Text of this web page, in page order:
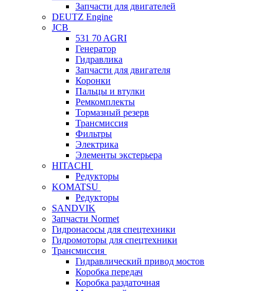
Запчасти для двигателей
DEUTZ Engine
JCB
531 70 AGRI
Генератор
Гидравлика
Запчасти для двигателя
Коронки
Пальцы и втулки
Ремкомплекты
Тормазный резерв
Трансмиссия
Фильтры
Электрика
Элементы экстерьера
HITACHI
Редукторы
KOMATSU
Редукторы
SANDVIK
Запчасти Normet
Гидронасосы для спецтехники
Гидромоторы для спецтехники
Трансмиссия
Гидравлический привод мостов
Коробка передач
Коробка раздаточная